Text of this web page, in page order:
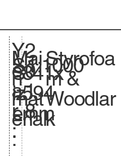
Y
e
a
r
:
Mai
n
mat
erial
:
S
.
S
iz
e.
2
0
1
8
1:1000
841x
594
mm
Styrofoa
m &
Woodlar
k